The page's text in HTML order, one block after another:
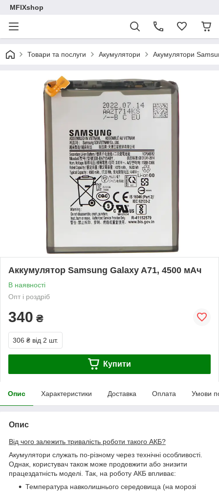
MFIXshop
Товари та послуги Акумулятори Акумулятори
Аккумулятор Samsung Galaxy A71, 4500 мАч
В наявності
Опт і роздріб
340 ₴
306 ₴ від 2 шт.
Купити
Опис Характеристики Доставка Оплата Умови
Опис
Від чого залежить тривалість роботи такого АКБ?
Акумулятори служать по-різному через технічні особливості.
Однак, користувач також може продовжити або знизити
працездатність моделі. Так, на роботу АКБ впливає:
Температура навколишнього середовища (на морозі